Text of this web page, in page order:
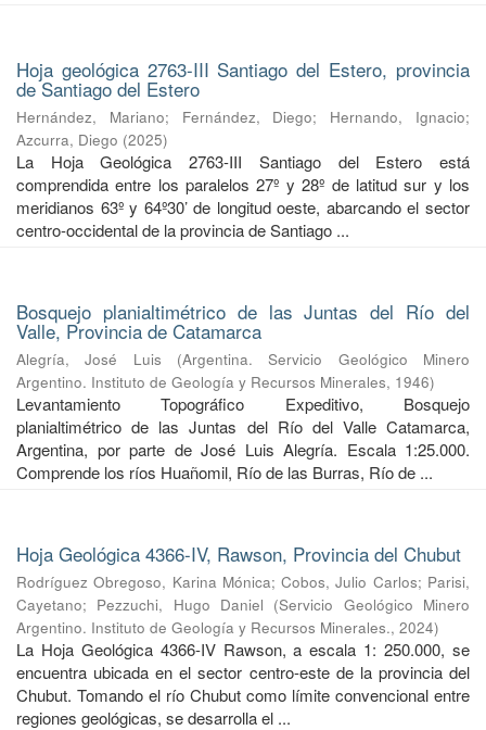
Hoja geológica 2763-III Santiago del Estero, provincia
de Santiago del Estero
Hernández, Mariano; Fernández, Diego; Hernando, Ignacio;
Azcurra, Diego (2025)
La Hoja Geológica 2763-III Santiago del Estero está
comprendida entre los paralelos 27º y 28º de latitud sur y los
meridianos 63º y 64º30’ de longitud oeste, abarcando el sector
centro-occidental de la provincia de Santiago ...
Bosquejo planialtimétrico de las Juntas del Río del
Valle, Provincia de Catamarca
Alegría, José Luis (Argentina. Servicio Geológico Minero
Argentino. Instituto de Geología y Recursos Minerales, 1946)
Levantamiento Topográfico Expeditivo, Bosquejo
planialtimétrico de las Juntas del Río del Valle Catamarca,
Argentina, por parte de José Luis Alegría. Escala 1:25.000.
Comprende los ríos Huañomil, Río de las Burras, Río de ...
Hoja Geológica 4366-IV, Rawson, Provincia del Chubut
Rodríguez Obregoso, Karina Mónica;Cobos, Julio Carlos; Parisi,
Cayetano; Pezzuchi, Hugo Daniel (Servicio Geológico Minero
Argentino. Instituto de Geología y Recursos Minerales., 2024)
La Hoja Geológica 4366-IV Rawson, a escala 1: 250.000, se
encuentra ubicada en el sector centro-este de la provincia del
Chubut. Tomando el río Chubut como límite convencional entre
regiones geológicas, se desarrolla el ...